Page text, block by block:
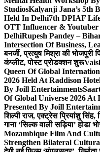
StudiosKalyanji Jana’s 5th
Held In Delhi7th DPIAF
OTT Influencer &
DelhiRupesh Pandey –
Intersection Of Business,
बनर्जी, प्रत्युष मिश्रा की भोजपुरी
कंप्लीट, पोस्ट प्रोडक्शन शुरू
Queen Of Global
2026 Held At Raddison
By Joill Entertainments
Of Global Universe 2026
Presented By Joill
शिल्पी राज, एक्ट्रेस प्रियांशु सिंह,
गाना ‘सिल्क वाली सड़िया’ होडा
Mozambique Film And
Strengthen Bilateral